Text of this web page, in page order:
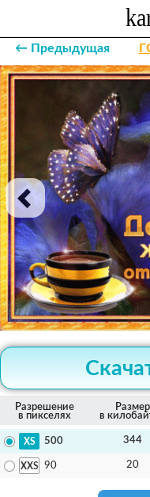
← Предыдущая
Разрешение
в пикселях
Размер
в
500 344
90 20